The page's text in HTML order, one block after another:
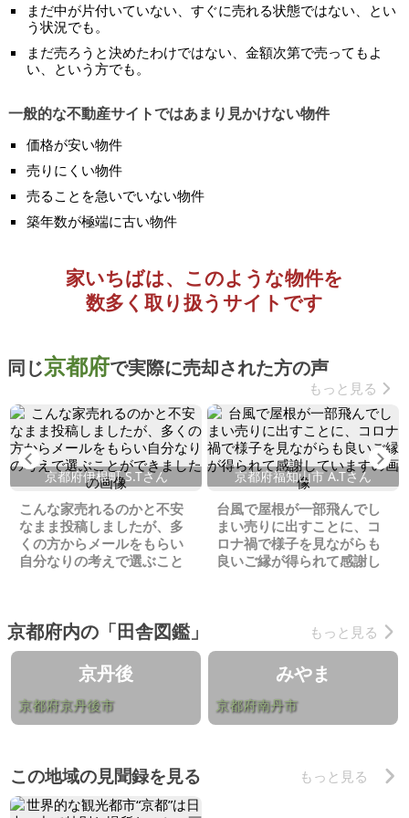
まだ中が片付いていない、すぐに売れる状態ではない、とい
う状況でも。
まだ売ろうと決めたわけではない、金額次第で売ってもよ
い、という方でも。
一般的な不動産サイトではあまり見かけない物件
価格が安い物件
売りにくい物件
売ることを急いでいない物件
築年数が極端に古い物件
家いちばは、このような物件を
数多く取り扱うサイトです
同じ京都府で実際に売却された方の声
もっと見る
Previous
京都府伊根町 S.Tさん
こんな家売れるのかと不安
なまま投稿しましたが、多
くの方からメールをもらい
自分なりの考えで選ぶこと
京都府福知山市 A.Tさん
台風で屋根が一部飛んでし
まい売りに出すことに、コ
ロナ禍で様子を見ながらも
良いご縁が得られて感謝し
京都府内の「田舎図鑑」 もっと見る
京丹後
京都府京丹後市
みやま
京都府南丹市
この地域の見聞録を見る もっと見る